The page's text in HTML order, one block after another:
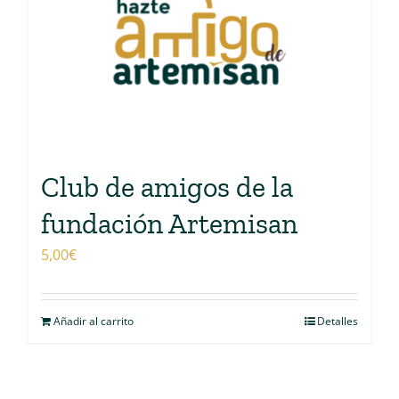
Club de amigos de la
fundación Artemisan
5,00€
Añadir al carrito Detalles